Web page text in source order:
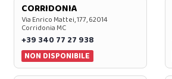
CORRIDONIA
Via Enrico Mattei, 177, 62014
Corridonia MC
+39 340 77 27 938
NON DISPONIBILE